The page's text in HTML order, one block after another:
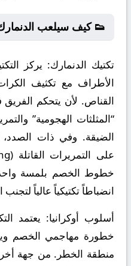
👟 كيف سيلعب الدنمارك
تكتيك الدنمارك: يركز
الأطراف مع تكثيف
القناص. لأن يتحكم الفريق
“المثلثات الهجومية”
الضيقة. وفي ذات الصدد،
خطوط الخصم بلمسة
انضباطاً تكتيكياً عالياً لتجنب
أسلوب أوكرانيا: يعتمد
خطورة مهاجمي الخصم
منطقة الخطر. من جهة